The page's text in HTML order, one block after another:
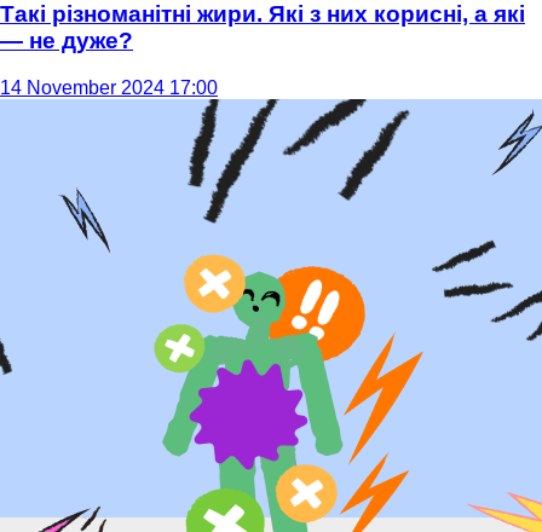
Такі різноманітні жири. Які з них корисні, а які
— не дуже?
14 November 2024 17:00